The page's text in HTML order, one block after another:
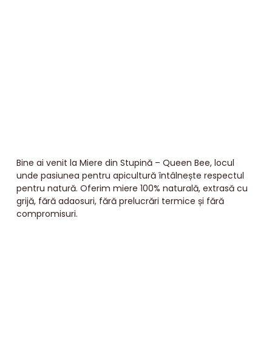
Bine ai venit la Miere din Stupină – Queen Bee, locul
unde pasiunea pentru apicultură întâlnește respectul
pentru natură. Oferim miere 100% naturală, extrasă cu
grijă, fără adaosuri, fără prelucrări termice și fără
compromisuri.